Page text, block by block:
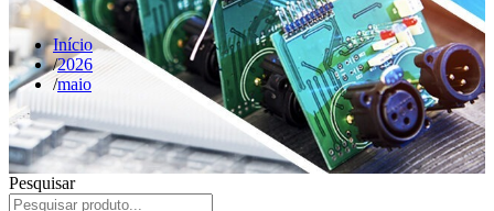
Início
2026
maio
Pesquisar